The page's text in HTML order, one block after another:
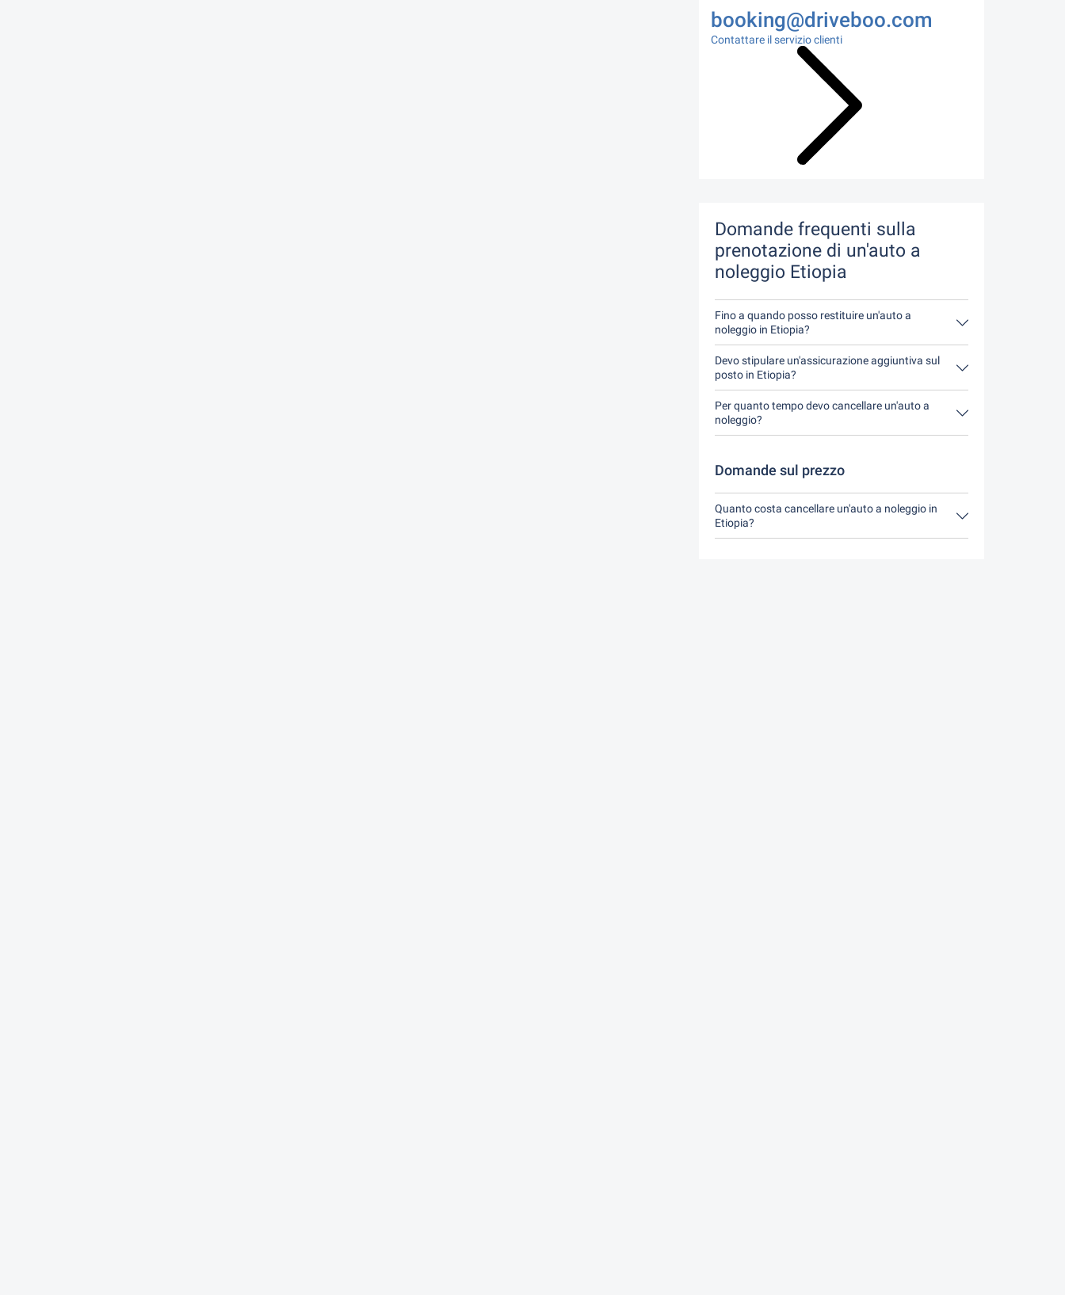
booking@driveboo.com
Contattare il servizio clienti
Domande frequenti sulla
prenotazione di un'auto a
noleggio Etiopia
Fino a quando posso restituire un'auto a
noleggio in Etiopia?
In linea di principio, potete restituire l'auto a
noleggio in qualsiasi momento della giornata.
L'unica cosa importante è che non restituiate
l'auto a noleggio più tardi di quanto indicato al
Devo stipulare un'assicurazione aggiuntiva sul
posto in Etiopia?
È meglio prenotare l'assicurazione completa
senza franchigia tramite noi. In questo modo non
dovrete stipulare alcuna assicurazione aggiuntiva
in loco.
Per quanto tempo devo cancellare un'auto a
noleggio?
Avete a disposizione fino a 24 ore prima del
per annullare.
Domande sul prezzo
Quanto costa cancellare un'auto a noleggio in
Etiopia?
Fino a 24 ore prima del noleggio, la cancellazione